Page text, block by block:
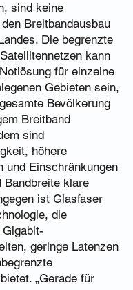
sind keine
Breitbandausbau
Die begrenzte
kann
für einzelne
Gebieten sein,
Bevölkerung
Breitband
sind
höhere
und Einschränkungen
Bandbreite klare
ist Glasfaser
die
geringe Latenzen
„Gerade für